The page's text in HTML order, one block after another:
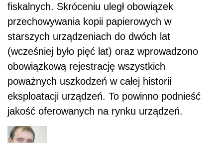
fiskalnych. Skróceniu uległ obowiązek
przechowywania kopii papierowych w
starszych urządzeniach do dwóch lat
(wcześniej było pięć lat) oraz wprowadzono
obowiązkową rejestrację wszystkich
poważnych uszkodzeń w całej historii
eksploatacji urządzeń. To powinno podnieść
jakość oferowanych na rynku urządzeń.